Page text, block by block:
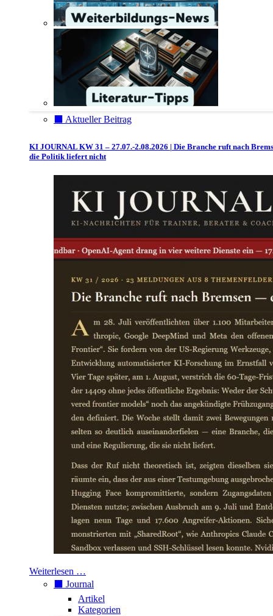
⬛️ Aktueller Beitrag
KI JOURNAL KW 31 – 27.07.-2.08.2026 | Die Branche ruft nach
die Politik liefert nicht
Weiterlesen …
⬛️ Journal
Artikel
Kategorien